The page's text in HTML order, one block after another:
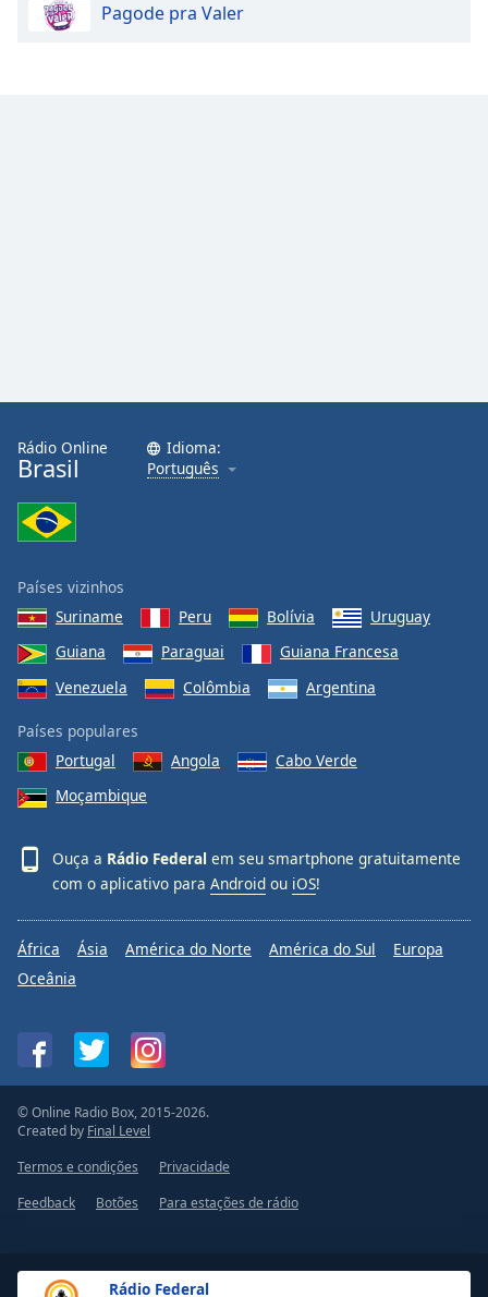
Rádio Federal
Pagode pra Valer
Rádio Online
Brasil
Idioma:
Português
Países vizinhos
Suriname
Peru Bolívia
Uruguay
Guiana
Paraguai
Guiana Francesa
Venezuela
Colômbia Argentina
Países populares
Portugal
Angola
Cabo Verde
Moçambique
Ouça a Rádio Federal em seu smartphone gratuitamente
com o aplicativo para Android ou iOS!
África Ásia América do Norte América do Sul
Europa
Oceânia
© Online Radio Box, 2015-2026.
Created by Final Level
Termos e condições
Privacidade
Feedback
Botões Para estações de rádio